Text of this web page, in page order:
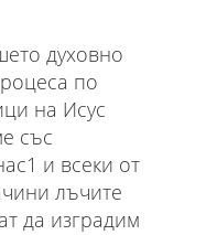
духовно
по
на Исус
със
и всеки от
лъчите
да изградим